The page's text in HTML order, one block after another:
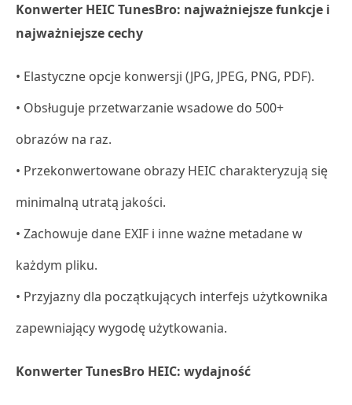
Konwerter HEIC TunesBro: najważniejsze funkcje i
najważniejsze cechy
• Elastyczne opcje konwersji (JPG, JPEG, PNG, PDF).
• Obsługuje przetwarzanie wsadowe do 500+
obrazów na raz.
• Przekonwertowane obrazy HEIC charakteryzują się
minimalną utratą jakości.
• Zachowuje dane EXIF i inne ważne metadane w
każdym pliku.
• Przyjazny dla początkujących interfejs użytkownika
zapewniający wygodę użytkowania.
Konwerter TunesBro HEIC: wydajność